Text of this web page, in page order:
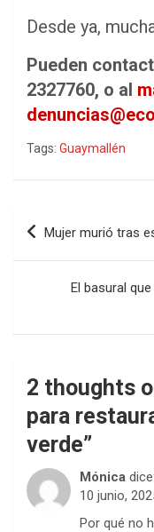
Desde ya,
Pueden
2327760, o al
Tags: Guaymallén
Navegación
entradas
Mujer murió tras
El basural
2 thoughts
para
verde”
Mónica dice:
10 junio,
Por qué no